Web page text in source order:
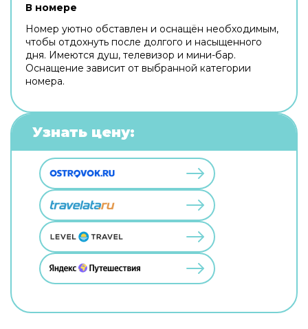
В номере
Номер уютно обставлен и оснащён необходимым,
чтобы отдохнуть после долгого и насыщенного
дня. Имеются душ, телевизор и мини-бар.
Оснащение зависит от выбранной категории
номера.
Узнать цену: